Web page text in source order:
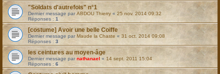
"Soldats d'autrefois" n°1
Dernier message parABDOU Thierry « 25 nov. 2014 09:32
Réponses : 1
[costume] Avoir une belle Coiffe
Dernier message par Maude la Chaste « 31 oct. 2014 09:08
Réponses : 3
les ceintures au moyen-âge
Dernier message parnathanael « 14 sept. 2011 15:04
Réponses : 6